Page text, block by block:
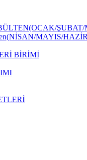
ŞUBAT/
MAYIS/
BİRİMİ